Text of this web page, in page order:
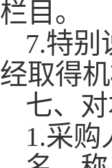
栏目。
7.特别
经取得
七、
1.采购